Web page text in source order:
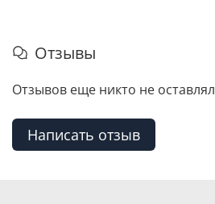
Отзывы
Отзывов еще никто не оставлял
Написать отзыв